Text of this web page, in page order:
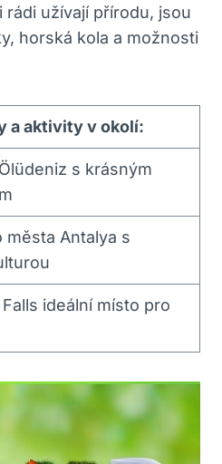
užívají přírodu, jsou
horská kola a možnosti
a aktivity v okolí:
s krásným
města Antalya s
ideální místo pro